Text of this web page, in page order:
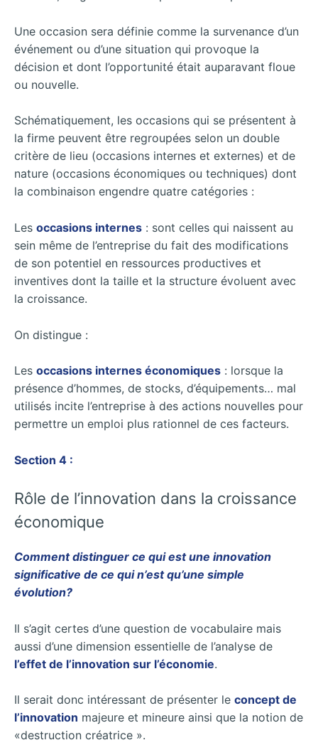
Une occasion sera définie comme la survenance d’un
événement ou d’une situation qui provoque la
décision et dont l’opportunité était auparavant floue
ou nouvelle.
Schématiquement, les occasions qui se présentent à
la firme peuvent être regroupées selon un double
critère de lieu (occasions internes et externes) et de
nature (occasions économiques ou techniques) dont
la combinaison engendre quatre catégories :
Les occasions internes : sont celles qui naissent au
sein même de l’entreprise du fait des modifications
de son potentiel en ressources productives et
inventives dont la taille et la structure évoluent avec
la croissance.
On distingue :
Les occasions internes économiques : lorsque la
présence d’hommes, de stocks, d’équipements… mal
utilisés incite l’entreprise à des actions nouvelles pour
permettre un emploi plus rationnel de ces facteurs.
Section 4 :
Rôle de l’innovation dans la croissance
économique
Comment distinguer ce qui est une innovation
significative de ce qui n’est qu’une simple
évolution?
Il s’agit certes d’une question de vocabulaire mais
aussi d’une dimension essentielle de l’analyse de
l’effet de l’innovation sur l’économie.
Il serait donc intéressant de présenter le concept de
l’innovation majeure et mineure ainsi que la notion de
«destruction créatrice ».